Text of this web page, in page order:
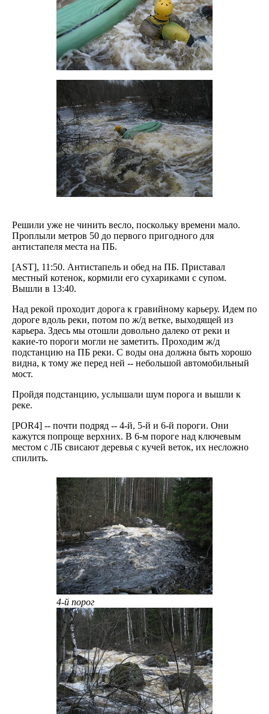
Решили уже не чинить весло, поскольку времени мало.
Проплыли метров 50 до первого пригодного для
антистапеля места на ПБ.
[AST], 11:50. Антистапель и обед на ПБ. Приставал
местный котенок, кормили его сухариками с супом.
Вышли в 13:40.
Над рекой проходит дорога к гравийному карьеру. Идем по
дороге вдоль реки, потом по ж/д ветке, выходящей из
карьера. Здесь мы отошли довольно далеко от реки и
какие-то пороги могли не заметить. Проходим ж/д
подстанцию на ПБ реки. С воды она должна быть хорошо
видна, к тому же перед ней -- небольшой автомобильный
мост.
Пройдя подстанцию, услышали шум порога и вышли к
реке.
[POR4] -- почти подряд -- 4-й, 5-й и 6-й пороги. Они
кажутся попроще верхних. В 6-м пороге над ключевым
местом с ЛБ свисают деревья с кучей веток, их несложно
спилить.
4-й порог